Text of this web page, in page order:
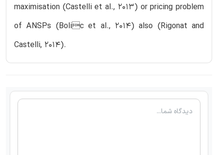
maximisation (Castelli et al., 2013) or pricing problem
of ANSPs (Bolic et al., 2014) also (Rigonat and
Castelli, 2014).